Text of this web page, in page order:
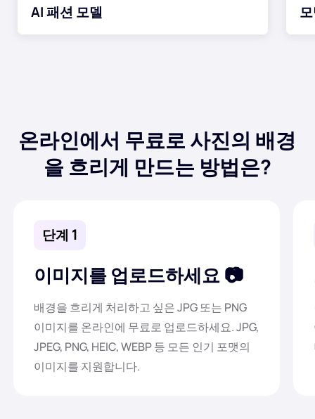
온라인 배경 변경기
AI 얼굴 생성기
AI 이미지 확장기
Shopify의 이미지 최적화 도구
이미지 브라이트너
PDF 온라인 압축
PDF 파일 온라인 병합
PDF를 PPT로 온라인 변환
JPG를 PDF로 온라인 변환
PDF를 JPG로
AI 패션 모델
온라인에서 무료로 사진의 배경
을 흐리게 만드는 방법은?
단계 1
이미지를 업로드하세요
배경을 흐리게 처리하고 싶은 JPG 또는 PNG
이미지를 온라인에 무료로 업로드하세요. JPG,
JPEG, PNG, HEIC, WEBP 등 모든 인기 포맷의
이미지를 지원합니다.